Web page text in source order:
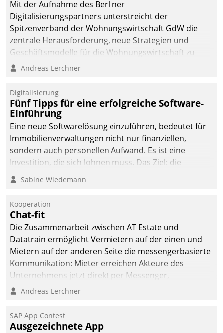
Mit der Aufnahme des Berliner
Digitalisierungspartners unterstreicht der
Spitzenverband der Wohnungswirtschaft GdW die
zentrale Herausforderung, neue Strategien und
Geschäftsmodelle für die Wohnungswirtschaft zu
entwickeln.
Andreas Lerchner
Digitalisierung
Fünf Tipps für eine erfolgreiche Software-
Einführung
Eine neue Softwarelösung einzuführen, bedeutet für
Immobilienverwaltungen nicht nur finanziellen,
sondern auch personellen Aufwand. Es ist eine
Investition, die sich lohnen muss. Das Ziel: die
nachhaltige Optimierung der Geschäftsabläufe. Damit
dieses Ziel erreicht wird, sollten einige Grundregeln
Sabine Wiedemann
Kooperation
Chat-fit
Die Zusammenarbeit zwischen AT Estate und
Datatrain ermöglicht Vermietern auf der einen und
Mietern auf der anderen Seite die messengerbasierte
Kommunikation: Mieter erreichen Akteure des
Unternehmens jetzt direkt per Messenger,
Mitarbeiter oder Dienstleister empfangen oder
Andreas Lerchner
SAP App Contest
Ausgezeichnete App